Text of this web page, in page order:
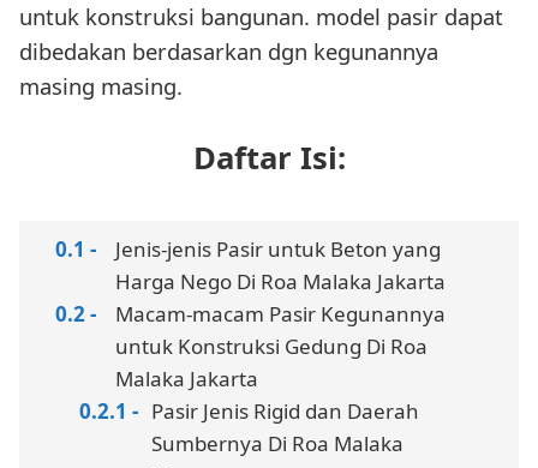
untuk konstruksi bangunan. model pasir dapat
dibedakan berdasarkan dgn kegunannya
masing masing.
Daftar Isi:
Jenis-jenis Pasir untuk Beton yang
Harga Nego Di Roa Malaka Jakarta
Macam-macam Pasir Kegunannya
untuk Konstruksi Gedung Di Roa
Malaka Jakarta
Pasir Jenis Rigid dan Daerah
Sumbernya Di Roa Malaka